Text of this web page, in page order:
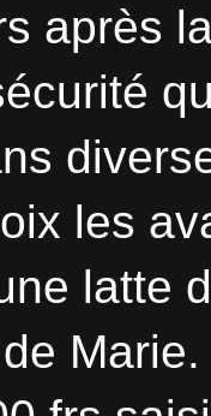
après
les
latte
Marie.